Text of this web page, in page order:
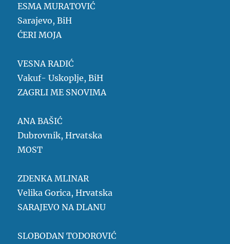
ESMA MURATOVIĆ
Sarajevo, BiH
ĆERI MOJA
VESNA RADIĆ
Vakuf- Uskoplje, BiH
ZAGRLI ME SNOVIMA
ANA BAŠIĆ
Dubrovnik, Hrvatska
MOST
ZDENKA MLINAR
Velika Gorica, Hrvatska
SARAJEVO NA DLANU
SLOBODAN TODOROVIĆ